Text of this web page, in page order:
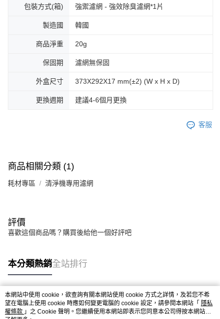
包裝方式(箱) 強禦濾網 - 強效除臭濾網*1片
製造國 韓國
商品淨重 20g
保固期 濾網無保固
外盒尺寸 373X292X17 mm(±2) (W x H x D)
更換週期 建議4-6個月更換
客服
商品相關分類 (1)
耗材專區 清淨機專用濾網
評價
喜歡這個商品嗎？購買後給他一個好評吧
本分類熱銷全站排行
熱門標籤
本網站中使用 cookie，欲查詢有關本網站使用 cookie 方式之詳情，及若您不希
望在電腦上使用 cookie 時應如何變更電腦的 cookie 設定，請參閱本網站「 隱私
權條款 」之 Cookie 聲明。您繼續使用本網站即表示您同意本公司得按本網站使